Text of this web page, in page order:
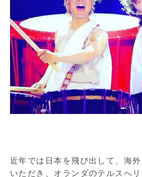
近年では日本を飛び出して、海
いただき、オランダのテルスへ